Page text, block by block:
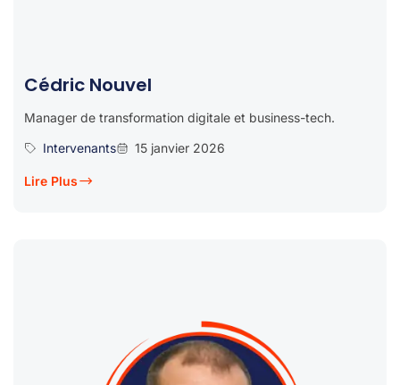
Cédric Nouvel
Manager de transformation digitale et business-tech.
Intervenants
15 janvier 2026
Lire Plus